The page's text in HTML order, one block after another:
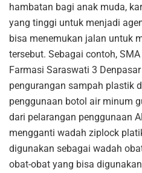
hambatan bagi anak muda,
yang tinggi untuk menjadi
bisa menemukan jalan untuk
tersebut. Sebagai contoh,
Farmasi Saraswati 3
pengurangan sampah plastik
penggunaan botol air minum
dari pelarangan penggunaan
mengganti wadah ziplock
digunakan sebagai wadah
obat-obat yang bisa